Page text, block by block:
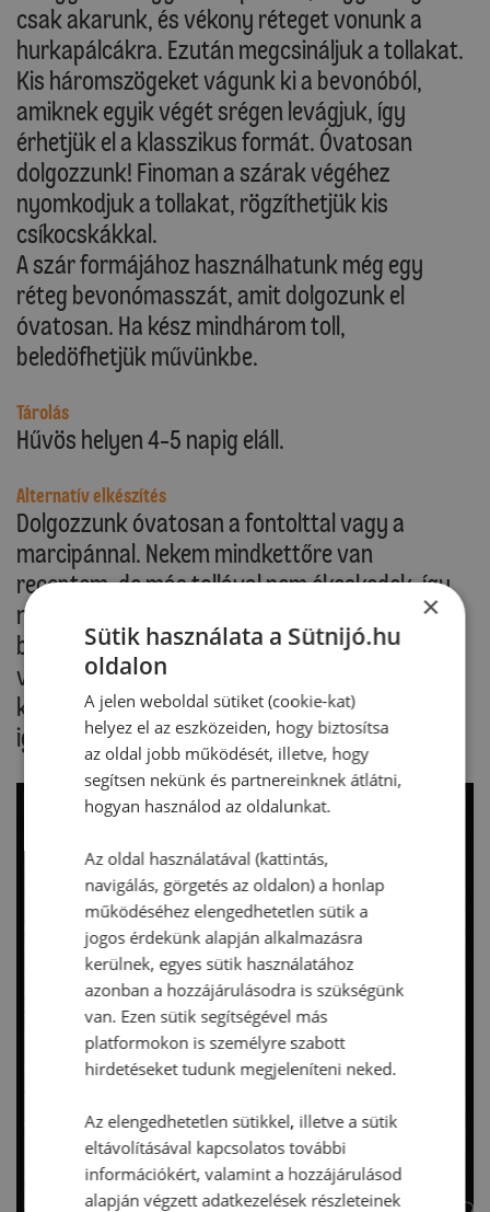
csak akarunk, és vékony réteget vonunk a
hurkapálcákra. Ezután megcsináljuk a tollakat.
Kis háromszögeket vágunk ki a bevonóból,
amiknek egyik végét srégen levágjuk, így
érhetjük el a klasszikus formát. Óvatosan
dolgozzunk! Finoman a szárak végéhez
nyomkodjuk a tollakat, rögzíthetjük kis
csíkocskákkal.
A szár formájához használhatunk még egy
réteg bevonómasszát, amit dolgozunk el
óvatosan. Ha kész mindhárom toll,
beledöfhetjük művünkbe.
Tárolás
Hűvös helyen 4-5 napig eláll.
Alternatív elkészítés
Dolgozzunk óvatosan a fontolttal vagy a
marcipánnal. Nekem mindkettőre van
receptem, de más tollával nem ékeskedek, így
nem írnám le. Cukrászboltokban, édesség
boltokban cukrászdában utánajárhatunk, mi
van akkor, ha nagyobb mennyiségű alapanyag
kellene, de már elég sok web bolt is van, ahol
igényeinknek megfelelő árajánlatot kaphatunk.
×
Sütik használata a Sütnijó.hu
oldalon
A jelen weboldal sütiket (cookie-kat)
helyez el az eszközeiden, hogy biztosítsa
az oldal jobb működését, illetve, hogy
segítsen nekünk és partnereinknek átlátni,
hogyan használod az oldalunkat.
Az oldal használatával (kattintás,
navigálás, görgetés az oldalon) a honlap
működéséhez elengedhetetlen sütik a
jogos érdekünk alapján alkalmazásra
kerülnek, egyes sütik használatához
azonban a hozzájárulásodra is szükségünk
van. Ezen sütik segítségével más
platformokon is személyre szabott
hirdetéseket tudunk megjeleníteni neked.
Az elengedhetetlen sütikkel, illetve a sütik
eltávolításával kapcsolatos további
információkért, valamint a hozzájárulásod
alapján végzett adatkezelések részleteinek